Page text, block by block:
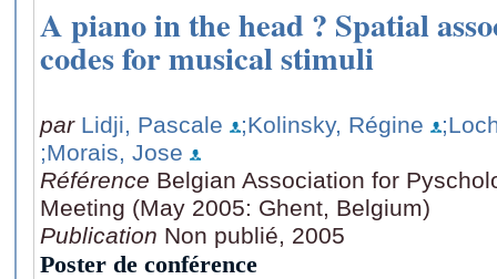
A piano in the head ? Spatial
codes for musical stimuli
par Lidji, Pascale ;Kolinsky, Régine
;Morais, Jose
Référence Belgian Association for
Meeting (May 2005: Ghent, Belgium)
Publication Non publié, 2005
Poster de conférence